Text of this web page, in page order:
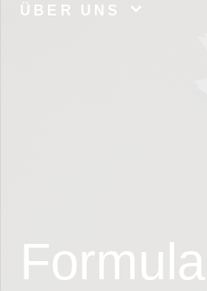
ÜBER UNS